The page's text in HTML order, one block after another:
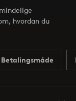
hvordan du
Betalingsmåde